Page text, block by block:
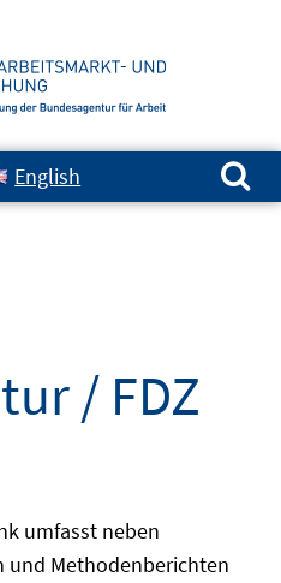
English
Suchen nach:
/ FDZ
umfasst neben
und Methodenberichten